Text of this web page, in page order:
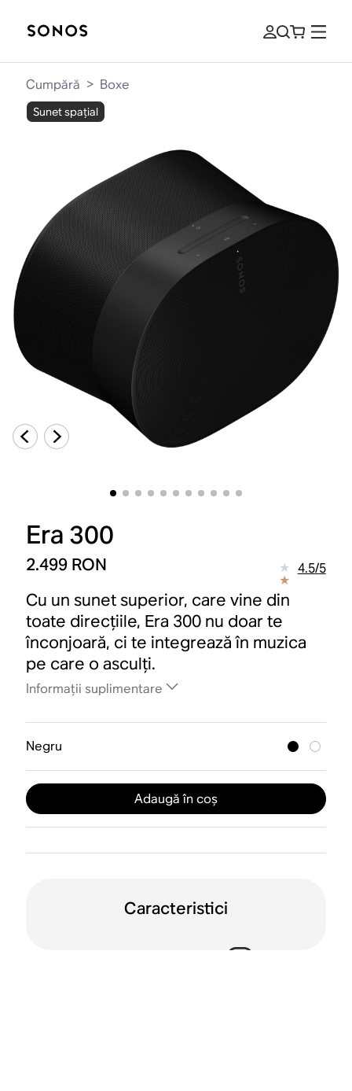
Cumpără > Boxe
Sunet spațial
Era 300
2.499 RON 4.5/5
Cu un sunet superior, care vine din
toate direcțiile, Era 300 nu doar te
înconjoară, ci te integrează în muzica
pe care o asculți.
Informații suplimentare
Negru
Adaugă în coș
Caracteristici